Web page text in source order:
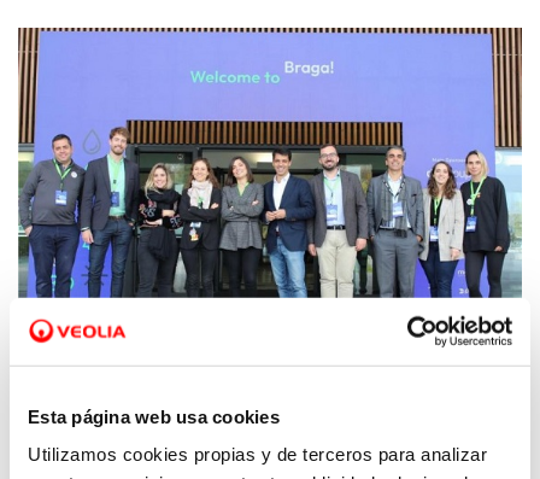
Esta página web usa cookies
Utilizamos cookies propias y de terceros para analizar
Hidraqua presenta su estrategia en
innovación climática en el evento